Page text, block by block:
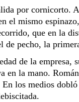
por cornicorto.
el mismo
que en la
pecho, la
de la
en la mano.
los medios